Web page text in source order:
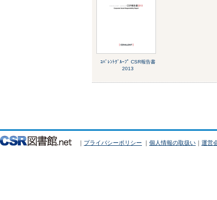
ｺﾊﾞﾚﾝﾄｸﾞﾙｰﾌﾟ CSR報告書
2013
｜ プライバシーポリシー ｜ 個人情報の取扱い ｜ 運営